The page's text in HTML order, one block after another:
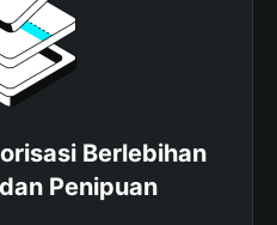
Berlebihan
Penipuan